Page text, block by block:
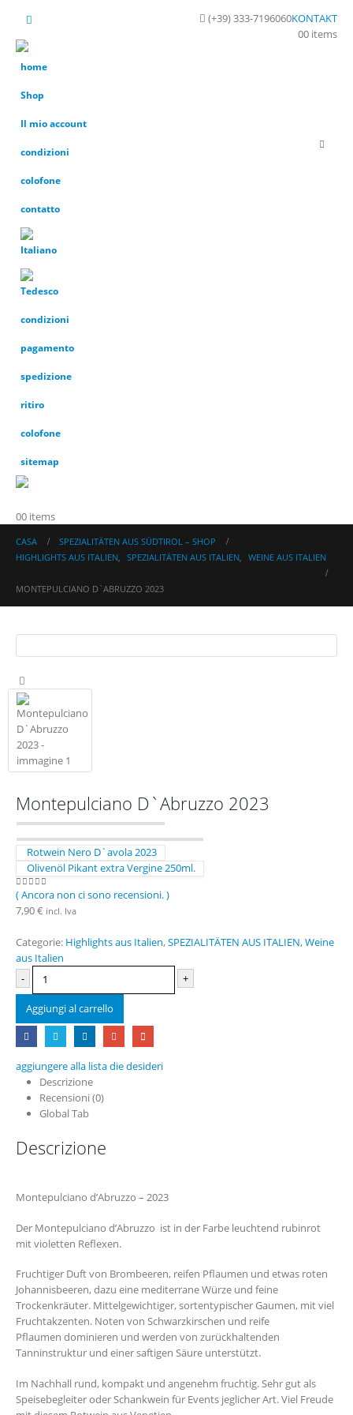
(+39) 333-7196060KONTAKT
00 items
home
Shop
Il mio account
condizioni
colofone
contatto
condizioni
pagamento
spedizione
ritiro
colofone
sitemap
00 items
CASA
SPEZIALITÄTEN AUS SÜDTIROL – SHOP
HIGHLIGHTS AUS ITALIEN, SPEZIALITÄTEN AUS ITALIEN, WEINE AUS ITALIEN
MONTEPULCIANO D`ABRUZZO 2023
Montepulciano D`Abruzzo 2023
Rotwein Nero D`avola 2023
Olivenöl Pikant extra Vergine 250ml.
0 Di 5
( Ancora non ci sono recensioni. )
7,90€ incl. Iva
Categorie: Highlights aus Italien,SPEZIALITÄTEN AUS ITALIEN,Weine
aus Italien
-
+
Aggiungi al carrello
aggiungere alla lista die desideri
Descrizione
Recensioni (0)
Global Tab
Descrizione
Montepulciano d’Abruzzo – 2023
Der Montepulciano d’Abruzzo ist in der Farbe leuchtend rubinrot
mit violetten Reflexen.
Fruchtiger Duft von Brombeeren, reifen Pflaumen und etwas roten
Johannisbeeren, dazu eine mediterrane Würze und feine
Trockenkräuter. Mittelgewichtiger, sortentypischer Gaumen, mit viel
Fruchtakzenten. Noten von Schwarzkirschen und reife
Pflaumen dominieren und werden von zurückhaltenden
Tanninstruktur und einer saftigen Säure unterstützt.
Im Nachhall rund, kompakt und angenehm fruchtig. Sehr gut als
Speisebegleiter oder Schankwein für Events jeglicher Art. Viel Freude